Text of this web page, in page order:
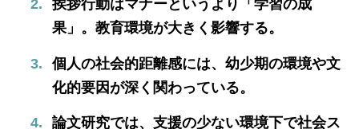
挨拶行動はマナーというより「学習の成
果」。教育環境が大きく影響する。
個人の社会的距離感には、幼少期の環境や文
化的要因が深く関わっている。
論文研究では、支援の少ない環境下で社会ス